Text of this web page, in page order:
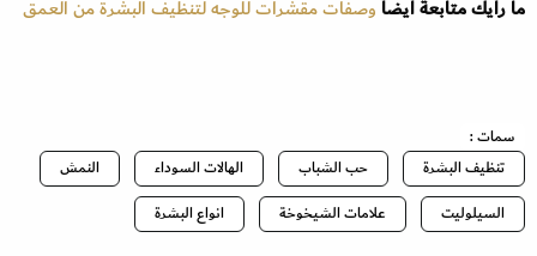
ما رأيك متابعة أيضاًوصفات مقشرات للوجه لتنظيف البشرة من العمق
سمات :
تنظيف البشرة
حب الشباب الهالات السوداء
النمش
السيلوليت
علامات الشيخوخة انواع البشرة